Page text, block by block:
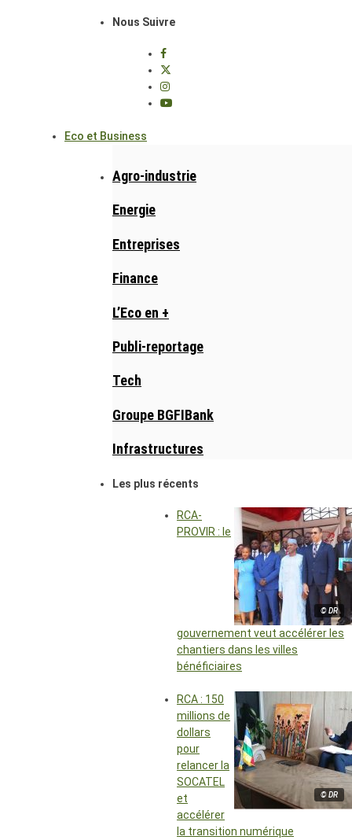
Nous Suivre
Eco et Business
Agro-industrie
Energie
Entreprises
Finance
L’Eco en +
Publi-reportage
Tech
Groupe BGFIBank
Infrastructures
Les plus récents
© DR
RCA-
PROVIR : le
gouvernement veut accélérer les
chantiers dans les villes
bénéficiaires
© DR
RCA : 150
millions de
dollars
pour
relancer la
SOCATEL
et
accélérer
la transition numérique